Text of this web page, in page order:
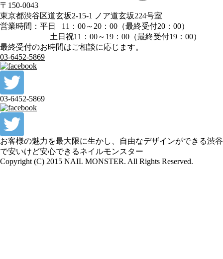
〒150-0043
東京都渋谷区道玄坂2-15-1 ノア道玄坂224号室
営業時間：平日 11：00～20：00（最終受付20：00）
土日祝11：00～19：00（最終受付19：00）
最終受付のお時間はご相談に応じます。
03-6452-5869
03-6452-5869
お客様の魅力を最大限に生かし、自由なデザインができる渋谷
で安いけど安心できるネイルモンスター
Copyright (C) 2015 NAIL MONSTER. All Rights Reserved.